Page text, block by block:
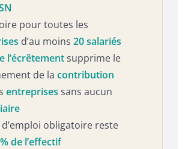
pour toutes les
d’au moins 20 salariés
l’écrêtementsupprime le
de la contribution
entreprises sans aucun
d’emploi obligatoire reste
de l’effectif